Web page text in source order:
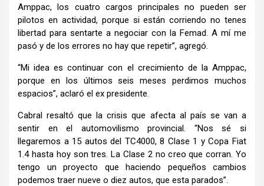
Amppac, los cuatro cargos principales no pueden ser
pilotos en actividad, porque si están corriendo no tenes
libertad para sentarte a negociar con la Femad. A mí me
pasó y de los errores no hay que repetir”, agregó.
“Mi idea es continuar con el crecimiento de la Amppac,
porque en los últimos seis meses perdimos muchos
espacios”, aclaró el ex presidente.
Cabral resaltó que la crisis que afecta al país se van a
sentir en el automovilismo provincial. “Nos sé si
llegaremos a 15 autos del TC4000, 8 Clase 1 y Copa Fiat
1.4 hasta hoy son tres. La Clase 2 no creo que corran. Yo
tengo un proyecto que haciendo pequeños cambios
podemos traer nueve o diez autos, que esta parados”.